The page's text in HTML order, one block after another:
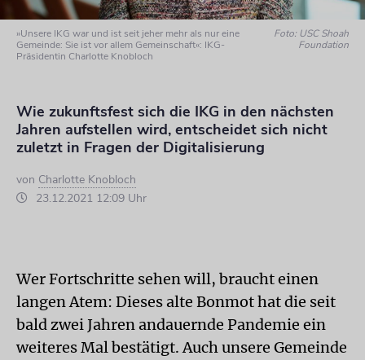
»Unsere IKG war und ist seit jeher mehr als nur eine
Gemeinde: Sie ist vor allem Gemeinschaft«: IKG-
Präsidentin Charlotte Knobloch
Foto: USC Shoah
Foundation
Wie zukunftsfest sich die IKG in den nächsten
Jahren aufstellen wird, entscheidet sich nicht
zuletzt in Fragen der Digitalisierung
von Charlotte Knobloch
23.12.2021 12:09 Uhr
Wer Fortschritte sehen will, braucht einen
langen Atem: Dieses alte Bonmot hat die seit
bald zwei Jahren andauernde Pandemie ein
weiteres Mal bestätigt. Auch unsere Gemeinde